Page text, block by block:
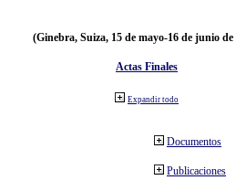
(Ginebra, Suiza, 15 de mayo-16 de junio de
Actas Finales
Expandir todo
Documentos
Publicaciones